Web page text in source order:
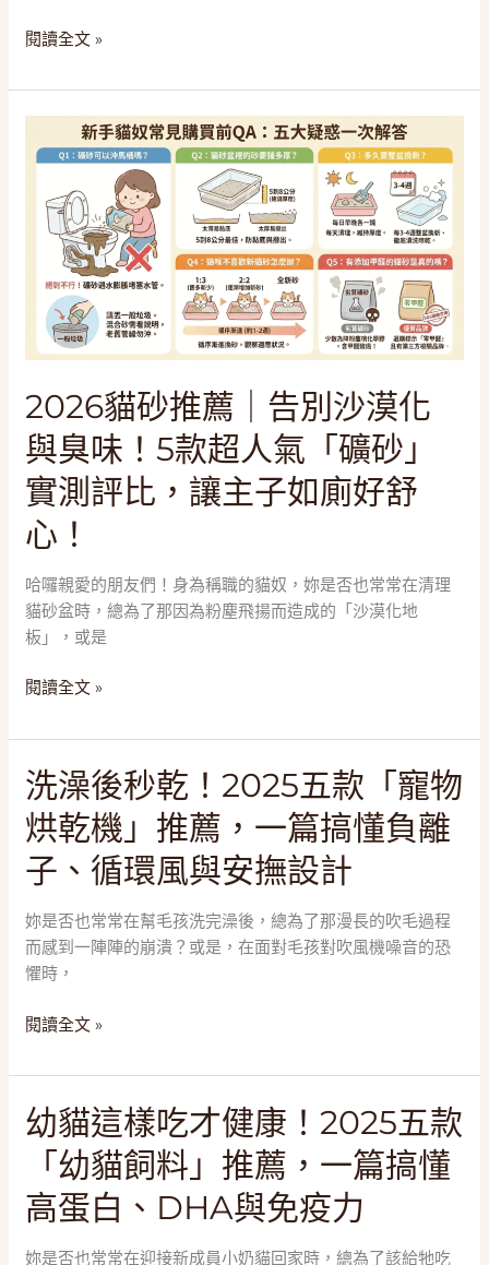
毛、
一
定，
淨
的
呼
吸！
閱讀全文 »
2026貓砂推薦｜告別沙漠化
與臭味！5款超人氣「礦砂」
實測評比，讓主子如廁好舒
心！
哈囉親愛的朋友們！身為稱職的貓奴，妳是否也常常在清理
貓砂盆時，總為了那因為粉塵飛揚而造成的「沙漠化地
板」，或是
貓
漠
與
臭
味！
5
款
超
人
氣
「礦
砂」
實
讓
主
子
如
廁
好
舒
心！
閱讀全文 »
洗澡後秒乾！2025五款「寵物
烘乾機」推薦，一篇搞懂負離
子、循環風與安撫設計
妳是否也常常在幫毛孩洗完澡後，總為了那漫長的吹毛過程
而感到一陣陣的崩潰？或是，在面對毛孩對吹風機噪音的恐
懼時，
洗
澡
後
秒
乾！
五
款
「寵
物
烘
推
薦，
篇
搞
懂
閱讀全文 »
幼貓這樣吃才健康！2025五款
「幼貓飼料」推薦，一篇搞懂
高蛋白、DHA與免疫力
妳是否也常常在迎接新成員小奶貓回家時，總為了該給牠吃
幼
貓
樣
吃